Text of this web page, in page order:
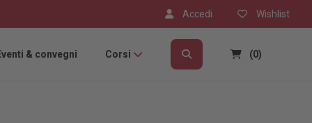
Accedi Wishlist
& convegni Corsi (0)